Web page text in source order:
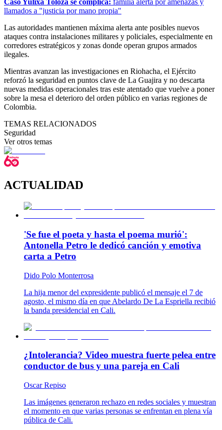
Caso Yulixa Toloza se complica: familia alerta por amenazas y
llamados a "justicia por mano propia"
Las autoridades mantienen máxima alerta ante posibles nuevos
ataques contra instalaciones militares y policiales, especialmente en
corredores estratégicos y zonas donde operan grupos armados
ilegales.
Mientras avanzan las investigaciones en Riohacha, el Ejército
reforzó la seguridad en puntos clave de La Guajira y no descarta
nuevas medidas operacionales tras este atentado que vuelve a poner
sobre la mesa el deterioro del orden público en varias regiones de
Colombia.
TEMAS RELACIONADOS
Seguridad
Ver otros temas
ACTUALIDAD
'Se fue el poeta y hasta el poema murió':
Antonella Petro le dedicó canción y emotiva
carta a Petro
Dido Polo Monterrosa
La hija menor del expresidente publicó el mensaje el 7 de
agosto, el mismo día en que Abelardo De La Espriella recibió
la banda presidencial en Cali.
¿Intolerancia? Video muestra fuerte pelea entre
conductor de bus y una pareja en Cali
Oscar Repiso
Las imágenes generaron rechazo en redes sociales y muestran
el momento en que varias personas se enfrentan en plena vía
pública de Cali.